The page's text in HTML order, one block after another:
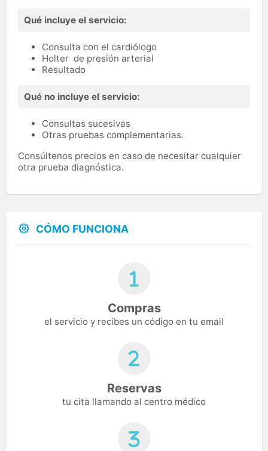
Qué incluye el servicio:
Consulta con el cardiólogo
Holter de presión arterial
Resultado
Qué no incluye el servicio:
Consultas sucesivas
Otras pruebas complementarias.
Consúltenos precios en caso de necesitar cualquier
otra prueba diagnóstica.
CÓMO FUNCIONA
Compras
el servicio y recibes un código en tu email
Reservas
tu cita llamando al centro médico